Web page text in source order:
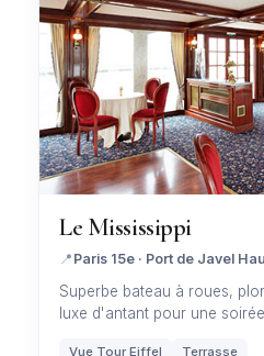
Le Mississippi
📍 Paris 15e · Port de Javel
Superbe bateau à roues,
luxe d'antant pour une
Vue Tour Eiffel Terrasse